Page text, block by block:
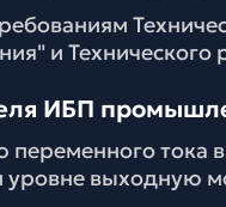
и
ИБП
переменного
выходную